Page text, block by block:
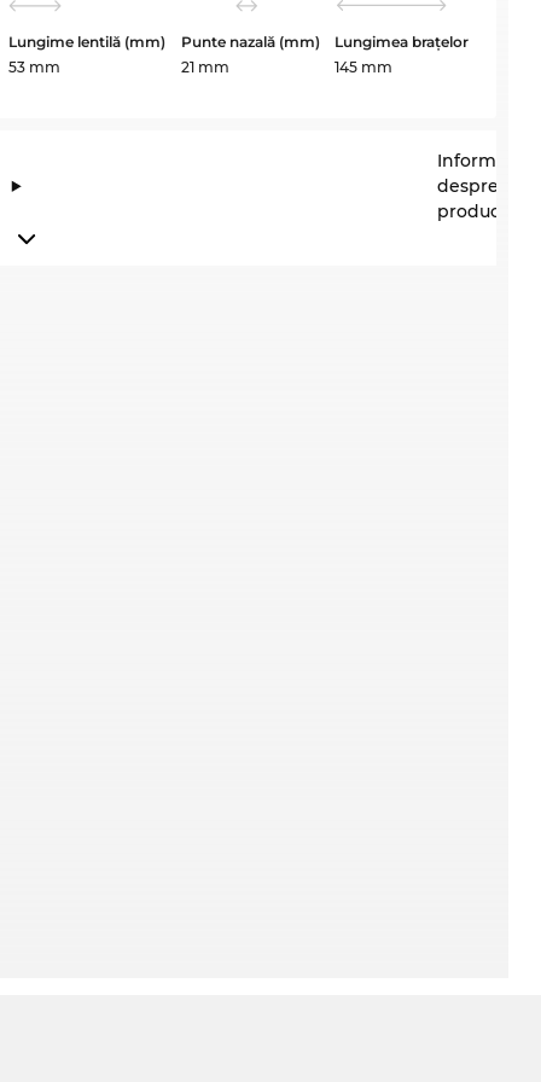
Lungime lentilă (mm)
53 mm
Punte nazală (mm)
21 mm
Lungimea brațelor
145 mm
Informații
despre
producător